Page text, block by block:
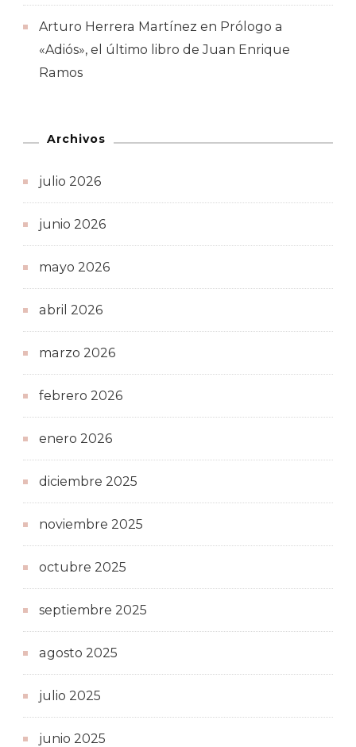
Arturo Herrera Martínez en Prólogo a
«Adiós», el último libro de Juan Enrique
Ramos
Archivos
julio 2026
junio 2026
mayo 2026
abril 2026
marzo 2026
febrero 2026
enero 2026
diciembre 2025
noviembre 2025
octubre 2025
septiembre 2025
agosto 2025
julio 2025
junio 2025